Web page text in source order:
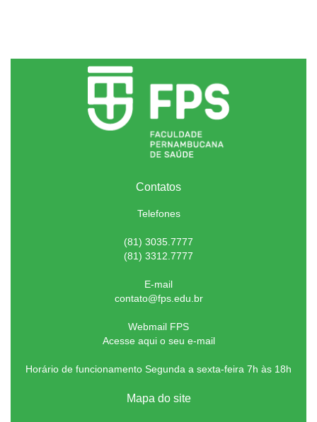
Contatos
Telefones
(81) 3035.7777
(81) 3312.7777
E-mail
contato@fps.edu.br
Webmail FPS
Acesse aqui o seu e-mail
Horário de funcionamento Segunda a sexta-feira 7h às 18h
Mapa do site